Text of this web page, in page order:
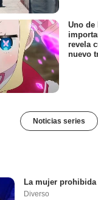
Uno de
revela
nuevo
Noticias series
La mujer prohibida
Diverso